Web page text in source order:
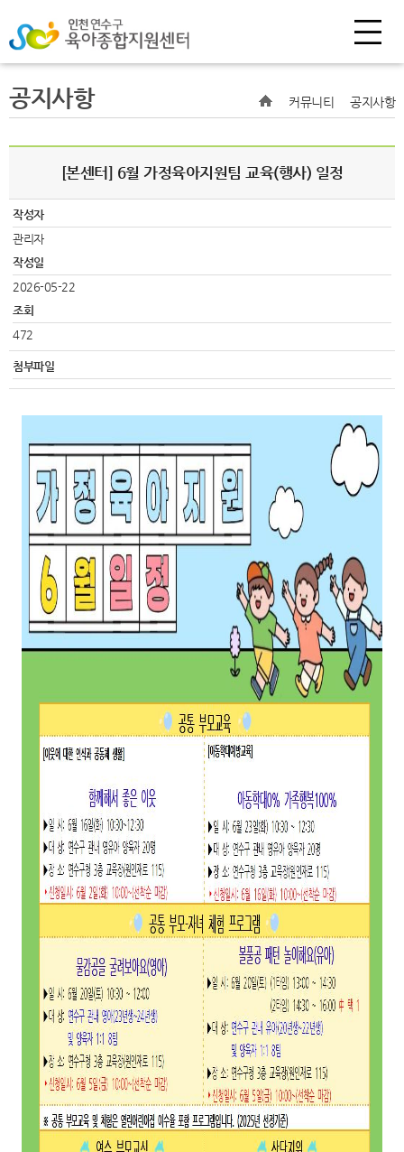
공지사항 커뮤니티 공지사항
[본센터] 6월 가정육아지원팀 교육(행사) 일정
작성자
관리자
작성일
2026-05-22
조회
472
첨부파일